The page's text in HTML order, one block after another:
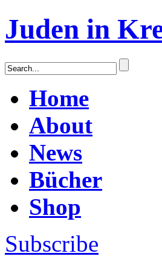
Juden in
Home
About
News
Bücher
Shop
Subscribe